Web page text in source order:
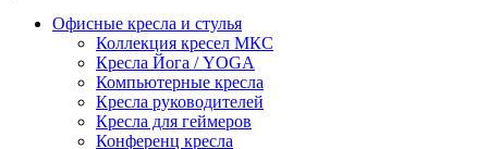
Офисные кресла и стулья
Коллекция кресел МКС
Кресла Йога / YOGA
Компьютерные кресла
Кресла руководителей
Кресла для геймеров
Конференц кресла